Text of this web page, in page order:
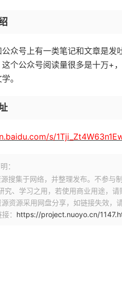
众号上有一类笔记和文章是发
个公众号阅读量很多是十万+
。
s/
：
源搜集于网络，并整理发布。不参
究、学习之用，若使用商业用途，
资源采用网盘分享，如链接失效，
： https://project.nuoyo.cn/